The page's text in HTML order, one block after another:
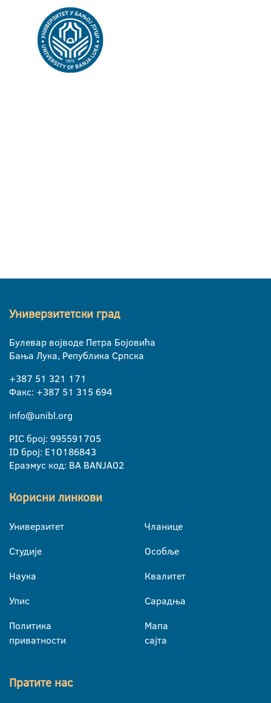
Универзитетски град
Булевар војводе Петра Бојовића
Бања Лука, Република Српска
+387 51 321 171
Факс: +387 51 315 694
info@unibl.org
PIC број: 995591705
ID број: E10186843
Еразмус код: BA BANJA02
Корисни линкови
Универзитет
Студије
Наука
Упис
Политика
приватности
Чланице
Особље
Квалитет
Сарадња
Мапа
сајта
Пратите нас